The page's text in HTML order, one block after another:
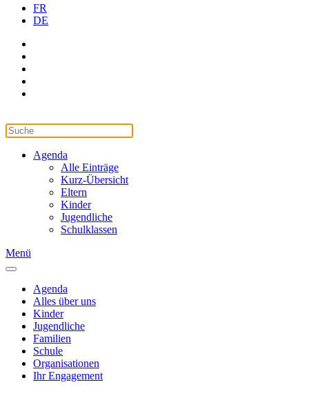
FR
DE
Agenda
Alle Einträge
Kurz-Übersicht
Eltern
Kinder
Jugendliche
Schulklassen
Menü
Agenda
Alles über uns
Kinder
Jugendliche
Familien
Schule
Organisationen
Ihr Engagement